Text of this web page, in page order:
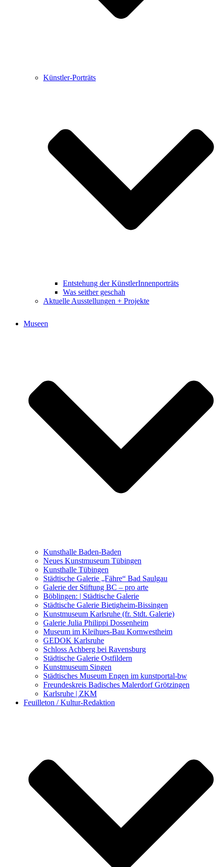
Künstler-Porträts
Entstehung der KünstlerInnenporträts
Was seither geschah
Aktuelle Ausstellungen + Projekte
Was seither geschah
Kunstwettbewerbe, Ausschreibungen für Künstler
Museen
Kunsthalle Baden-Baden
Neues Kunstmuseum Tübingen
Kunsthalle Tübingen
Städtische Galerie „Fähre“ Bad Saulgau
Galerie der Stiftung BC – pro arte
Böblingen: | Städtische Galerie
Städtische Galerie Bietigheim-Bissingen
Kunstmuseum Karlsruhe (fr. Stdt. Galerie)
Galerie Julia Philippi Dossenheim
Museum im Kleihues-Bau Kornwestheim
GEDOK Karlsruhe
Schloss Achberg bei Ravensburg
Städtische Galerie Ostfildern
Kunstmuseum Singen
Städtisches Museum Engen im kunstportal-bw
Freundeskreis Badisches Malerdorf Grötzingen
Karlsruhe | ZKM
Feuilleton / Kultur-Redaktion